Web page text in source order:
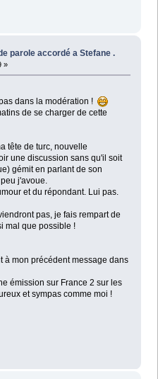
parole accordé a Stefane .
»
dans la modération !
de se charger de cette
tête de turc, nouvelle
une discussion sans qu'il soit
gémit en parlant de son
j'avoue.
et du répondant. Lui pas.
pas, je fais rempart de
mal que possible !
à mon précédent message dans
émission sur France 2 sur les
et sympas comme moi !